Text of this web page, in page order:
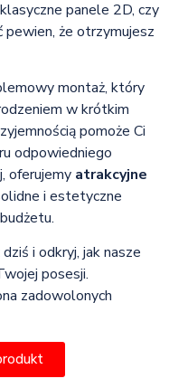
panele 2D, czy
że otrzymujesz
montaż, który
w krótkim
pomoże Ci
odpowiedniego
oferujemy atrakcyjne
i estetyczne
i odkryj, jak nasze
posesji.
zadowolonych